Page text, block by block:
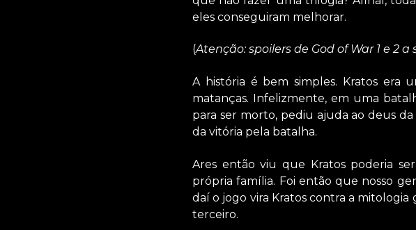
eles conseguiram melhorar.
(Atenção: spoilers de God of War 1 e 2 a
A história é bem simples. Kratos era
matanças. Infelizmente, em uma
para ser morto, pediu ajuda ao deus
da vitória pela batalha.
Ares então viu que Kratos poderia
própria família. Foi então que nosso
daí o jogo vira Kratos contra a
terceiro.